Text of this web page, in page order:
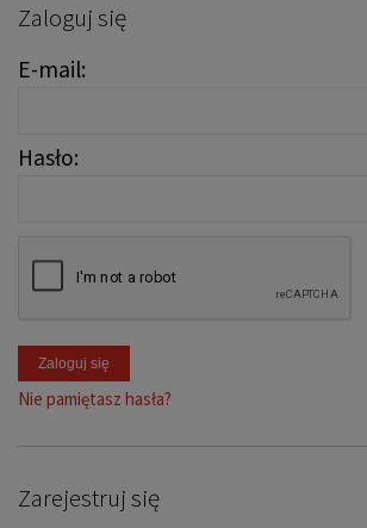
Zaloguj się
E-mail:
Hasło:
Zaloguj się
Nie pamiętasz hasła?
Zarejestruj się